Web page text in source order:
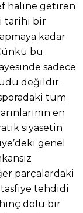
haline getiren
tarihi bir
kadar
bu
sadece
değildir.
tüm
en
siyasetin
genel
parçalardaki
tasfiye tehdidi
dolu bir